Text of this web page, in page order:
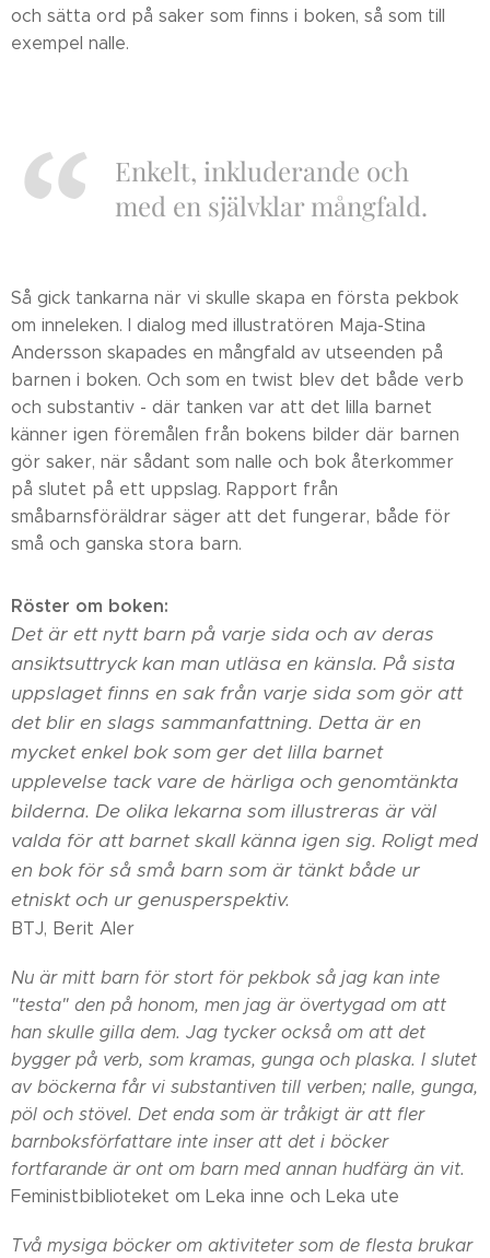
och sätta ord på saker som finns i boken, så som till
exempel nalle.
Enkelt, inkluderande och
med en självklar mångfald.
Så gick tankarna när vi skulle skapa en första pekbok
om inneleken. I dialog med illustratören Maja-Stina
Andersson skapades en mångfald av utseenden på
barnen i boken. Och som en twist blev det både verb
och substantiv - där tanken var att det lilla barnet
känner igen föremålen från bokens bilder där barnen
gör saker, när sådant som nalle och bok återkommer
på slutet på ett uppslag. Rapport från
småbarnsföräldrar säger att det fungerar, både för
små och ganska stora barn.
Röster om boken:
Det är ett nytt barn på varje sida och av deras
ansiktsuttryck kan man utläsa en känsla. På sista
uppslaget finns en sak från varje sida som gör att
det blir en slags sammanfattning. Detta är en
mycket enkel bok som ger det lilla barnet
upplevelse tack vare de härliga och genomtänkta
bilderna. De olika lekarna som illustreras är väl
valda för att barnet skall känna igen sig. Roligt med
en bok för så små barn som är tänkt både ur
etniskt och ur genusperspektiv.
BTJ, Berit Aler
Nu är mitt barn för stort för pekbok så jag kan inte
"testa" den på honom, men jag är övertygad om att
han skulle gilla dem. Jag tycker också om att det
bygger på verb, som kramas, gunga och plaska. I slutet
av böckerna får vi substantiven till verben; nalle, gunga,
pöl och stövel. Det enda som är tråkigt är att fler
barnboksförfattare inte inser att det i böcker
fortfarande är ont om barn med annan hudfärg än vit.
Feministbiblioteket om Leka inne och Leka ute
Två mysiga böcker om aktiviteter som de flesta brukar